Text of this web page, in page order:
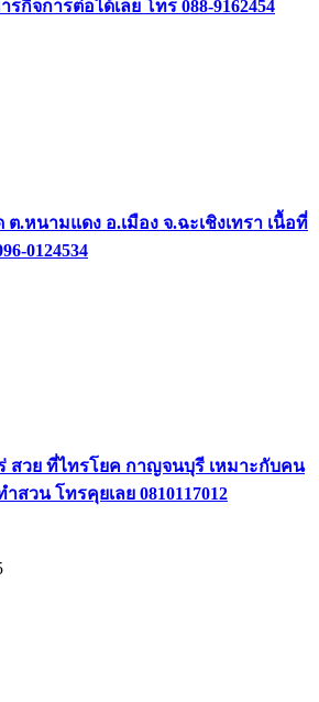
กิจการต่อได้เลย โทร 088-9162454
.หนามแดง อ.เมือง จ.ฉะเชิงเทรา เนื้อที่
0124534
สวย ที่ไทรโยค กาญจนบุรี เหมาะกับคน
วน โทรคุยเลย 0810117012